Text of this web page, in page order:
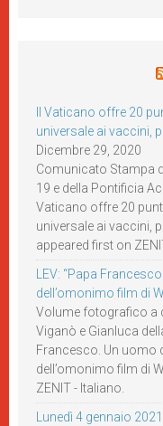
Il Vaticano offre 20
universale ai vaccini,
Dicembre 29, 2020
Comunicato Stampa
19 e della Pontificia
Vaticano offre 20
universale ai vaccini,
appeared first on
LEV: “Papa
dell’omonimo film di
Volume fotografico a
Viganò e Gianluca
Francesco. Un uomo
dell’omonimo film di
ZENIT - Italiano.
Lunedì 4 gennaio